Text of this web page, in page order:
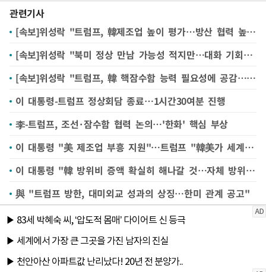
관련기사
[속보]위성락 "트럼프, 韓제조업 높이 평가…방산 협력 높은 기대감 표현"
[속보]위성락 "북미 정상 만남 가능성 적지만…대화 기회 모색할 듯"
[속보]위성락 "트럼프, 韓 핵잠수함 능력 필요성에 공감…후속 협의하기로"
이 대통령-트럼프 정상회담 종료…1시간30여분 진행
李-트럼프, 조선·잠수함 협력 논의…'한화' 핵심 부상
이 대통령 "美 제조업 부흥 지원"…트럼프 "韓美가 세계 조선 이끌 것"
이 대통령 "韓 방위비 증액 확실히 해나갈 것…자체 방위역량 대폭 키울 생각"
與 "트럼프 방한, 대미외교 성과의 상징…한미 관계 공고"